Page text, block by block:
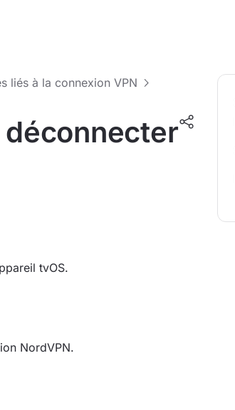
liés à la connexion VPN
déconnecter
tvOS.
NordVPN.